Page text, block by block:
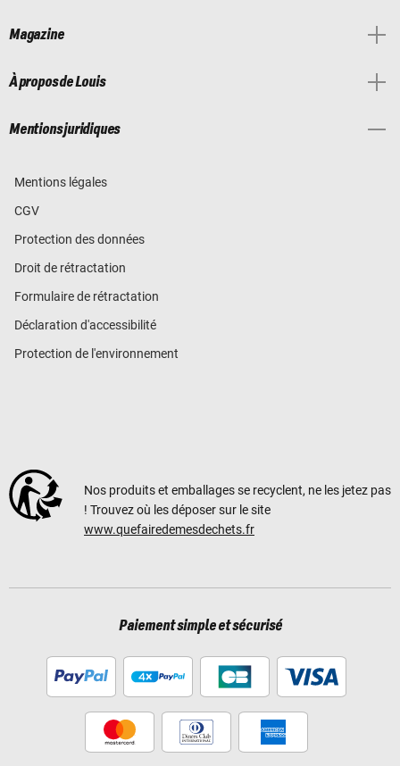
Magazine
À propos de Louis
Mentions juridiques
Mentions légales
CGV
Protection des données
Droit de rétractation
Formulaire de rétractation
Déclaration d'accessibilité
Protection de l'environnement
Nos produits et emballages se recyclent, ne les jetez pas
! Trouvez où les déposer sur le site
www.quefairedemesdechets.fr
Paiement simple et sécurisé